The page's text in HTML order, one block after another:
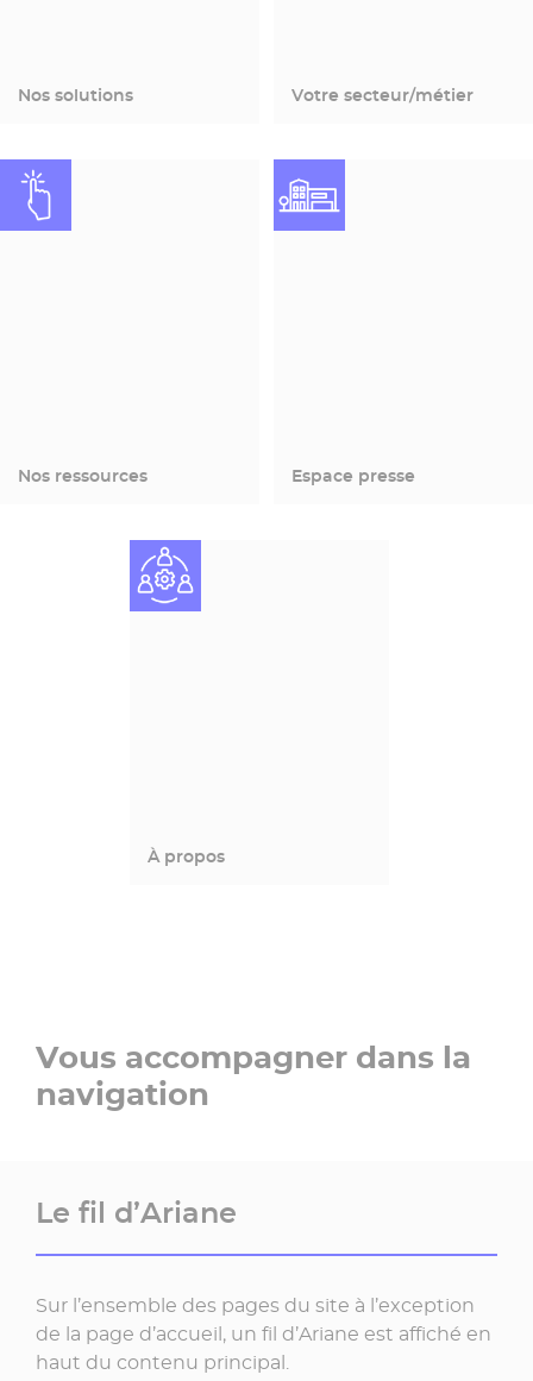
Nos solutions Votre secteur/métier
Nos ressources Espace presse
À propos
Vous accompagner dans la
navigation
Le fil d’Ariane
Sur l’ensemble des pages du site à l’exception
de la page d’accueil, un fil d’Ariane est affiché en
haut du contenu principal.